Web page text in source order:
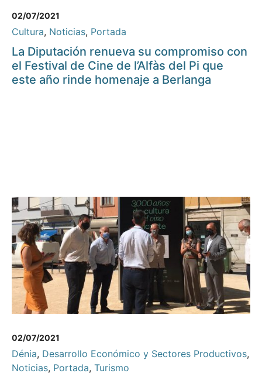
02/07/2021
Cultura, Noticias, Portada
La Diputación renueva su compromiso con
el Festival de Cine de l’Alfàs del Pi que
este año rinde homenaje a Berlanga
02/07/2021
Dénia, Desarrollo Económico y Sectores Productivos,
Noticias, Portada, Turismo